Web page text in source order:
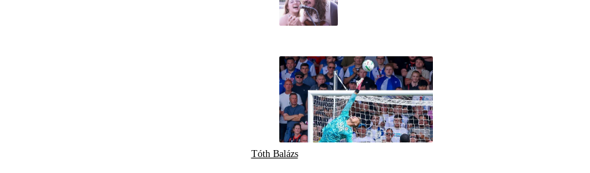
Tóth Balázs